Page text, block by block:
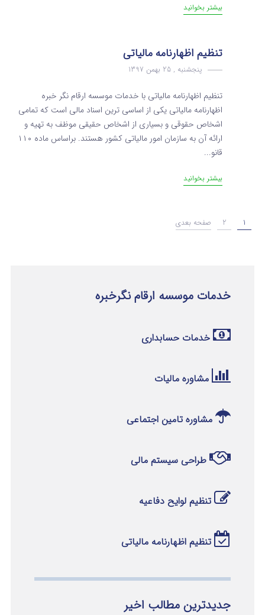
بیشتر بخوانید
تنظیم اظهارنامه مالیاتی
پنجشنبه , 25 بهمن 1397
تنظیم اظهارنامه مالیاتی با خدمات موسسه ارقام نگر خبره
اظهارنامه مالیاتی یکی از اساسی‌ ترین اسناد مالی است که تمامی
اشخاص حقوقی و بسیاری از اشخاص حقیقی موظف به تهیه و
ارائه آن به سازمان امور مالیاتی کشور هستند. براساس ماده ۱۱۰
قانو...
بیشتر بخوانید
1
2 صفحه بعدی
خدمات موسسه ارقام نگرخبره
خدمات حسابداری
مشاوره مالیات
مشاوره تامین اجتماعی
طراحی سیستم مالی
تنظیم لوایح دفاعیه
تنظیم اظهارنامه مالیاتی
جدیدترین مطالب اخیر